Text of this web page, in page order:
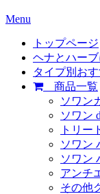
Menu
トップページ
ヘナとハー
タイプ別お
商品一覧
ソワン
ソワン
トリー
ソワン
ソワン
アンチ
その他